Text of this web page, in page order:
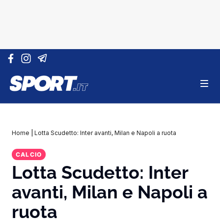
Vai al contenuto
Home Lotta Scudetto: Inter avanti, Milan e Napoli a ruota
CALCIO
Lotta Scudetto: Inter
avanti, Milan e Napoli a
ruota